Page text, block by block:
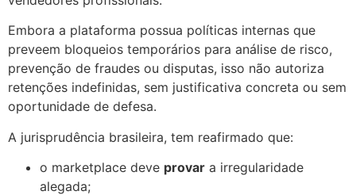
Embora a plataforma possua políticas internas que
preveem bloqueios temporários para análise de risco,
prevenção de fraudes ou disputas, isso não autoriza
retenções indefinidas, sem justificativa concreta ou sem
oportunidade de defesa.
A jurisprudência brasileira, tem reafirmado que:
o marketplace deve provar a irregularidade
alegada;